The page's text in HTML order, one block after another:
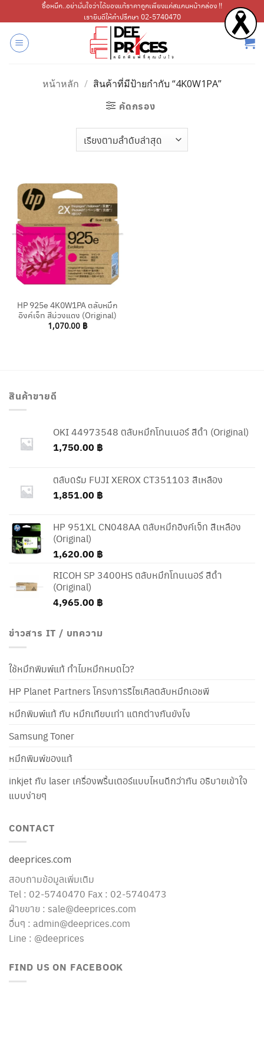
ไป
เนื้อหา
ซื้อหมึก..อย่ามั่นใจว่าได้ของแท้ราคาถูกเพียงแค่สแกนหน้ากล่อง !!
เรายินดีให้คำปรึกษา 02-5740470
หน้าหลัก / สินค้าที่มีป้ายกำกับ “4K0W1PA”
คัดกรอง
HP 925e 4K0W1PA ตลับหมึก
อิงค์เจ็ท สีม่วงแดง (Original)
1,070.00 ฿
สินค้าขายดี
OKI 44973548 ตลับหมึกโทนเนอร์ สีดำ (Original)
1,750.00 ฿
ตลับดรัม FUJI XEROX CT351103 สีเหลือง
1,851.00 ฿
HP 951XL CN048AA ตลับหมึกอิงค์เจ็ท สีเหลือง
(Original)
1,620.00 ฿
RICOH SP 3400HS ตลับหมึกโทนเนอร์ สีดำ
(Original)
4,965.00 ฿
ข่าวสาร IT / บทความ
ใช้หมึกพิมพ์แท้ ทำไมหมึกหมดไว?
HP Planet Partners โครงการรีไซเคิลตลับหมึกเอชพี
หมึกพิมพ์แท้ กับ หมึกเทียบเท่า แตกต่างกันยังไง
Samsung Toner
หมึกพิมพ์ของแท้
inkjet กับ laser เครื่องพริ้นเตอร์แบบไหนดีกว่ากัน อธิบายเข้าใจ
แบบง่ายๆ
CONTACT
deeprices.com
สอบถามข้อมูลเพิ่มเติม
Tel : 02-5740470 Fax : 02-5740473
ฝ่ายขาย : sale@deeprices.com
อื่นๆ : admin@deeprices.com
Line : @deeprices
FIND US ON FACEBOOK